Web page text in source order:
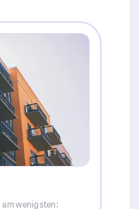
wenigsten: